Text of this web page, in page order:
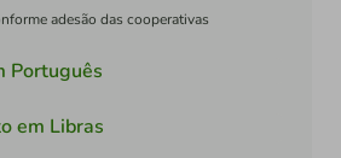
adesão das cooperativas
Português
em Libras